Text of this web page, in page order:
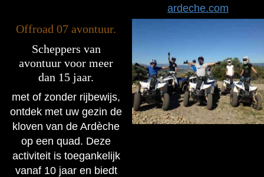
ardeche.com
Offroad 07 avontuur.
Scheppers van
avontuur voor meer
dan 15 jaar.
met of zonder rijbewijs,
ontdek met uw gezin de
kloven van de Ardèche
op een quad. Deze
activiteit is toegankelijk
vanaf 10 jaar en biedt